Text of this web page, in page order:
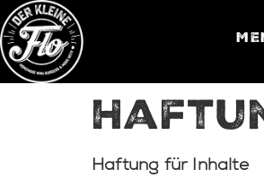
Haftung für Inhalte